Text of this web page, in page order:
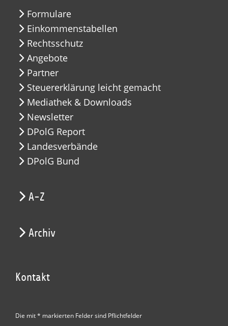
Formulare
Einkommenstabellen
Rechtsschutz
Angebote
Partner
Steuererklärung leicht gemacht
Mediathek & Downloads
Newsletter
DPolG Report
Landesverbände
DPolG Bund
A-Z
Archiv
Kontakt
Die mit * markierten Felder sind Pflichtfelder